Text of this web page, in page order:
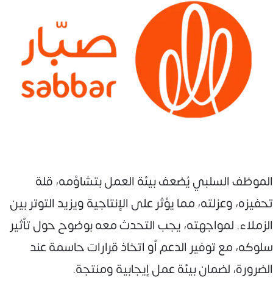
الموظف السلبي يُضعف بيئة العمل بتشاؤمه، قلة
تحفيزه، وعزلته، مما يؤثر على الإنتاجية ويزيد التوتر بين
الزملاء. لمواجهته، يجب التحدث معه بوضوح حول تأثير
سلوكه، مع توفير الدعم أو اتخاذ قرارات حاسمة عند
الضرورة، لضمان بيئة عمل إيجابية ومنتجة.